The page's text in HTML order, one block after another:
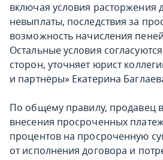
включая условия расторжения
невыплаты, последствия за
возможность начисления
Остальные условия
сторон, уточняет юрист
и партнёры» Екатерина
По общему правилу, продавец
внесения просроченных
процентов на просроченную
от исполнения договора и